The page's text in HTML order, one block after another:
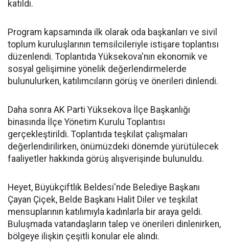
katıldı.
Program kapsamında ilk olarak oda başkanları ve sivil
toplum kuruluşlarının temsilcileriyle istişare toplantısı
düzenlendi. Toplantıda Yüksekova'nın ekonomik ve
sosyal gelişimine yönelik değerlendirmelerde
bulunulurken, katılımcıların görüş ve önerileri dinlendi.
Daha sonra AK Parti Yüksekova İlçe Başkanlığı
binasında İlçe Yönetim Kurulu Toplantısı
gerçekleştirildi. Toplantıda teşkilat çalışmaları
değerlendirilirken, önümüzdeki dönemde yürütülecek
faaliyetler hakkında görüş alışverişinde bulunuldu.
Heyet, Büyükçiftlik Beldesi'nde Belediye Başkanı
Çayan Çiçek, Belde Başkanı Halit Diler ve teşkilat
mensuplarının katılımıyla kadınlarla bir araya geldi.
Buluşmada vatandaşların talep ve önerileri dinlenirken,
bölgeye ilişkin çeşitli konular ele alındı.